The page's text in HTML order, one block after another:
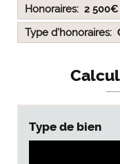
Honoraires
2 500€
Type d'honoraires
Type de bien